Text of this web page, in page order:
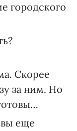
городского
Скорее
за ним. Но
еще